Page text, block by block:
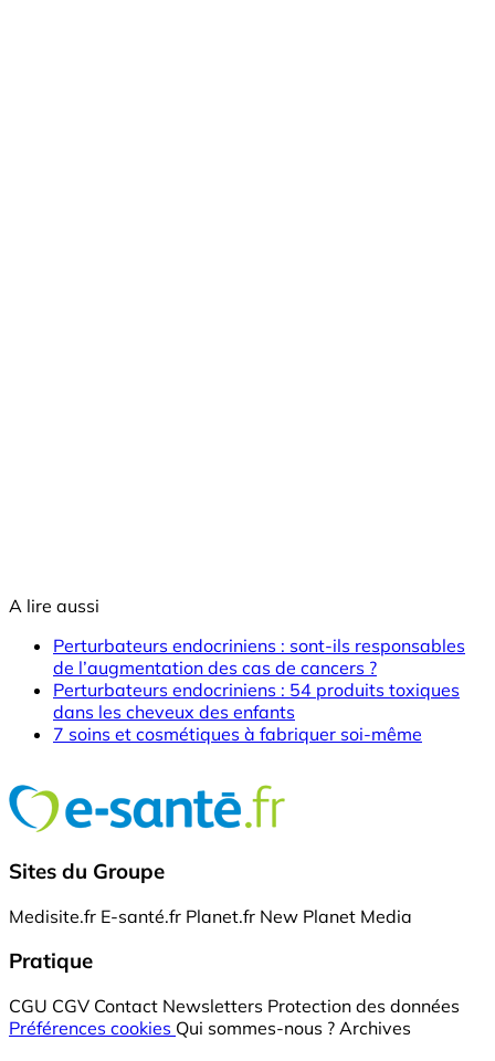
A lire aussi
Perturbateurs endocriniens : sont-ils responsables
de l’augmentation des cas de cancers ?
Perturbateurs endocriniens : 54 produits toxiques
dans les cheveux des enfants
7 soins et cosmétiques à fabriquer soi-même
Sites du Groupe
Medisite.fr E-santé.fr Planet.fr New Planet Media
Pratique
CGU CGV Contact Newsletters Protection des données
Préférences cookies Qui sommes-nous ? Archives